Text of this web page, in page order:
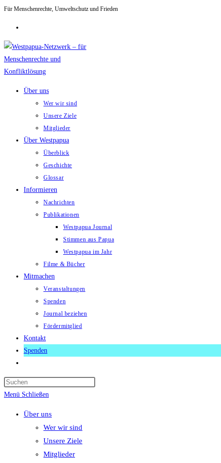
Zum
Für Menschenrechte, Umweltschutz und Frieden
Über uns
Wer wir sind
Unsere Ziele
Mitglieder
Über Westpapua
Überblick
Geschichte
Glossar
Informieren
Nachrichten
Publikationen
Westpapua Journal
Stimmen aus Papua
Westpapua im Jahr
Filme & Bücher
Mitmachen
Veranstaltungen
Spenden
Journal beziehen
Fördermitglied
Kontakt
Spenden
umschalten
Menü Schließen
Über uns
Wer wir sind
Unsere Ziele
Mitglieder